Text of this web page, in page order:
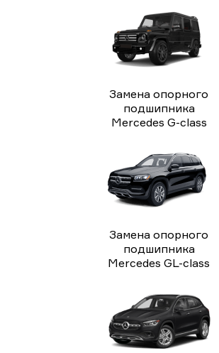
Замена опорного
подшипника
Mercedes G-class
Замена опорного
подшипника
Mercedes GL-class